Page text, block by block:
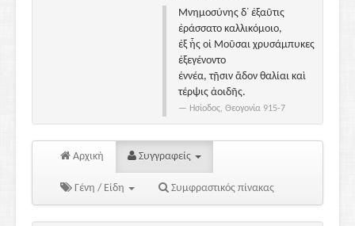
Μνημοσύνης δ᾽ ἐξαῦτις
ἐράσσατο καλλικόμοιο,
ἐξ ἧς οἱ Μοῦσαι χρυσάμπυκες
ἐξεγένοντο
ἐννέα, τῇσιν ἅδον θαλίαι καὶ
τέρψις ἀοιδῆς.
Ησίοδος, Θεογονία 915-7
Αρχική Συγγραφείς
Γένη / Είδη Συμφραστικός πίνακας